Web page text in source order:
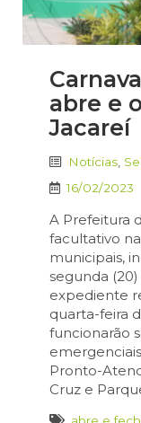
abre e
Jacareí
Notícias
16/02/2023
A Prefeitura
facultativo
municipais,
segunda (20)
expediente
quarta-feira
funcionarão
Pronto-
Cruz e